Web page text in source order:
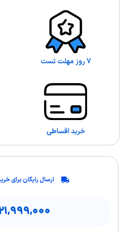
7 روز مهلت تست
خرید اقساطی
ارسال رایگان برای خرید بالای ۱۰